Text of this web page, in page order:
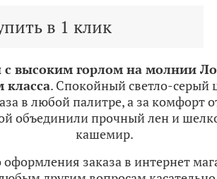
в 1 клик
с высоким горлом на молнии
. Спокойный светло-серый
в любой палитре, а за комфорт
объединили прочный лен и
кашемир.
оформления заказа в интернет